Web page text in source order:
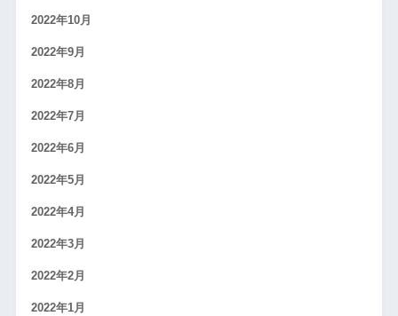
2022年10月
2022年9月
2022年8月
2022年7月
2022年6月
2022年5月
2022年4月
2022年3月
2022年2月
2022年1月